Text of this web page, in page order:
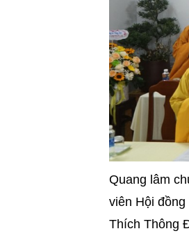
Quang lâm
viên Hội
Thích Thông